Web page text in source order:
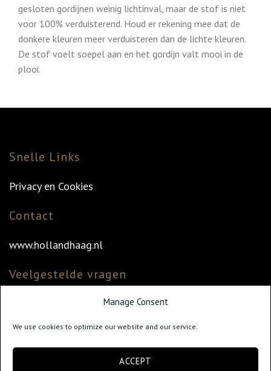
Manage Consent
We use cookies to optimize our website and our service.
ACCEPT
gesloten gordijnen weinig lichtinval, maar de stof is niet
voor 100% verduisterend. Houd er rekening mee dat de
donkere kleuren meer verduisteren dan de lichte kleuren.
De stof voelt soepel aan en het gordijn valt mooi in de
plooi.
Snelle Links
Privacy en Cookies
Contact
www.hollandhaag.nl
Veelgestelde vragen
Veelgestelde vragen
Klantenservice